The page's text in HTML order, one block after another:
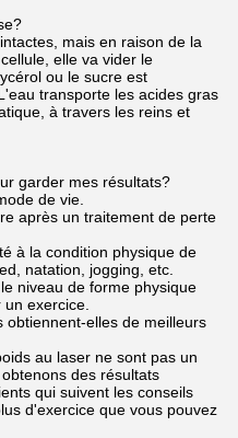
mais en raison de la
elle va vider le
ou le sucre est
transporte les acides gras
à travers les reins et
garder mes résultats?
de vie.
après un traitement de perte
à la condition physique de
natation, jogging, etc.
niveau de forme physique
exercice.
obtiennent-elles de meilleurs
au laser ne sont pas un
des résultats
qui suivent les conseils
d'exercice que vous pouvez